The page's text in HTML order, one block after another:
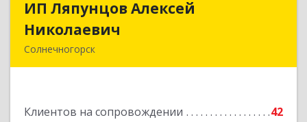
ИП Ляпунцов Алексей
Николаевич
Солнечногорск
Клиентов на сопровождении 42
ИП Ляпунцов Алексей